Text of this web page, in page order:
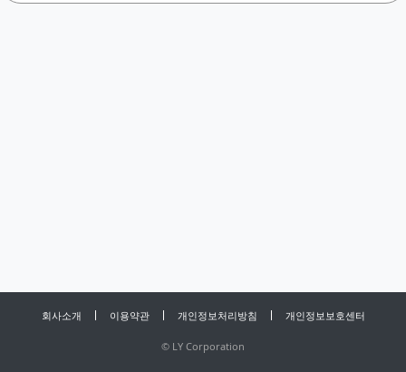
회사소개 이용약관 개인정보처리방침 개인정보보호센터
© LY Corporation